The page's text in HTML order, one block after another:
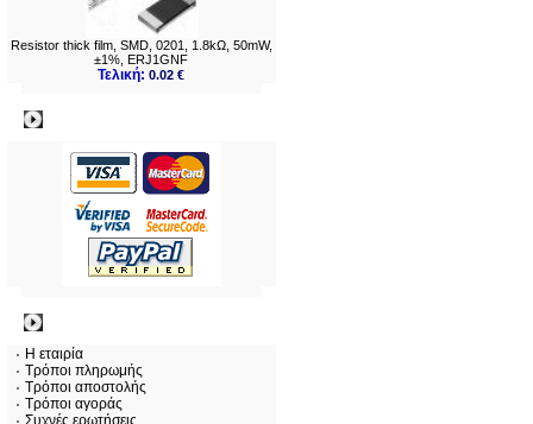
Resistor thick film, SMD, 0201, 1.8kΩ, 50mW,
±1%, ERJ1GNF
Τελική:0.02 €
Η εταιρία
Τρόποι πληρωμής
Τρόποι αποστολής
Τρόποι αγοράς
Συχνές ερωτήσεις